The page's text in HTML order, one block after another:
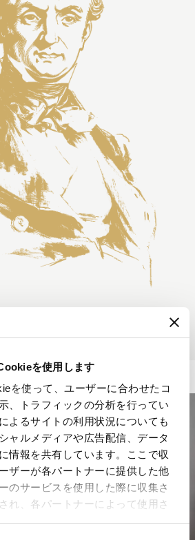
を使用します
を使って、ユーザーに合わせたコ
、トラフィックの分析を行ってい
よるサイトの利用状況についても
ャルメディアや広告配信、データ
情報を共有しています。ここで収
ザーが各パートナーに提供した他
のサービスを使用した際に収集さ
れ、各パートナーによって使用さ